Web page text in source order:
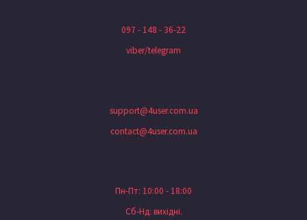
097 - 148 - 36-22
viber/telegram
support@4user.com.ua
contact@4user.com.ua
Пн-Пт: 10:00 - 18:00
Сб-Нд: вихідні.